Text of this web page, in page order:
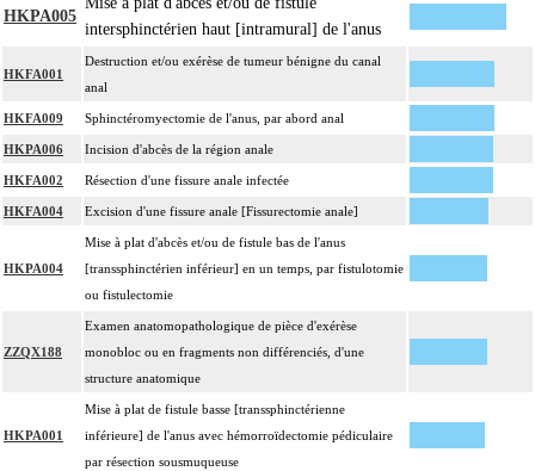
HKPA005
intersphinctérien haut [intramural] de l'anus
HKFA001
Destruction et/ou exérèse de tumeur bénigne du canal
anal
HKFA009 Sphinctéromyectomie de l'anus, par abord anal
HKPA006 Incision d'abcès de la région anale
HKFA002 Résection d'une fissure anale infectée
HKFA004 Excision d'une fissure anale [Fissurectomie anale]
HKPA004
Mise à plat d'abcès et/ou de fistule bas de l'anus
[transsphinctérien inférieur] en un temps, par fistulotomie
ou fistulectomie
ZZQX188
Examen anatomopathologique de pièce d'exérèse
monobloc ou en fragments non différenciés, d'une
structure anatomique
HKPA001
Mise à plat de fistule basse [transsphinctérienne
inférieure] de l'anus avec hémorroïdectomie pédiculaire
par résection sousmuqueuse